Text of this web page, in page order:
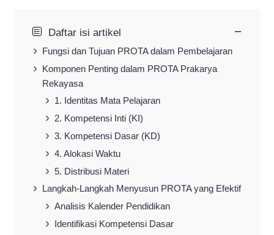
Daftar isi artikel −
Fungsi dan Tujuan PROTA dalam Pembelajaran
Komponen Penting dalam PROTA Prakarya
Rekayasa
1. Identitas Mata Pelajaran
2. Kompetensi Inti (KI)
3. Kompetensi Dasar (KD)
4. Alokasi Waktu
5. Distribusi Materi
Langkah-Langkah Menyusun PROTA yang Efektif
Analisis Kalender Pendidikan
Identifikasi Kompetensi Dasar